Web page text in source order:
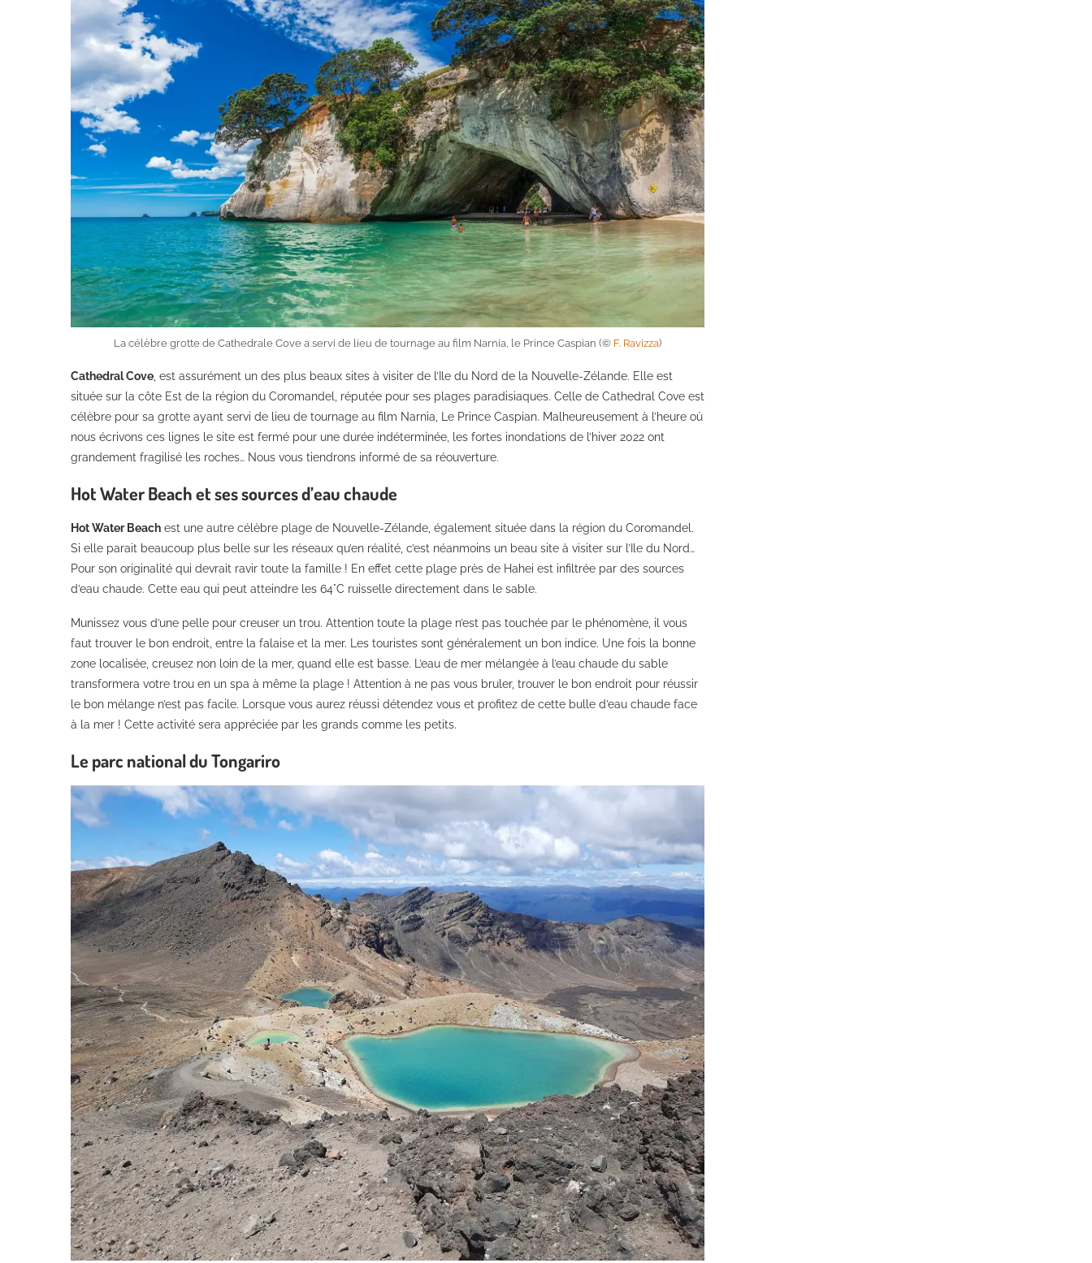
La célèbre grotte de Cathedrale Cove a servi de lieu de tournage au film Narnia, le Prince Caspian (© F. Ravizza)
Cathedral Cove, est assurément un des plus beaux sites à visiter de l’Ile du Nord de la Nouvelle-Zélande. Elle est
située sur la côte Est de la région du Coromandel, réputée pour ses plages paradisiaques. Celle de Cathedral Cove est
célèbre pour sa grotte ayant servi de lieu de tournage au film Narnia, Le Prince Caspian. Malheureusement à l’heure où
nous écrivons ces lignes le site est fermé pour une durée indéterminée, les fortes inondations de l’hiver 2022 ont
grandement fragilisé les roches… Nous vous tiendrons informé de sa réouverture.
Hot Water Beach et ses sources d’eau chaude
Hot Water Beach est une autre célèbre plage de Nouvelle-Zélande, également située dans la région du Coromandel.
Si elle parait beaucoup plus belle sur les réseaux qu’en réalité, c’est néanmoins un beau site à visiter sur l’Ile du Nord…
Pour son originalité qui devrait ravir toute la famille ! En effet cette plage près de Hahei est infiltrée par des sources
d’eau chaude. Cette eau qui peut atteindre les 64°C ruisselle directement dans le sable.
Munissez vous d’une pelle pour creuser un trou. Attention toute la plage n’est pas touchée par le phénomène, il vous
faut trouver le bon endroit, entre la falaise et la mer. Les touristes sont généralement un bon indice. Une fois la bonne
zone localisée, creusez non loin de la mer, quand elle est basse. L’eau de mer mélangée à l’eau chaude du sable
transformera votre trou en un spa à même la plage ! Attention à ne pas vous bruler, trouver le bon endroit pour réussir
le bon mélange n’est pas facile. Lorsque vous aurez réussi détendez vous et profitez de cette bulle d’eau chaude face
à la mer ! Cette activité sera appréciée par les grands comme les petits.
Le parc national du Tongariro